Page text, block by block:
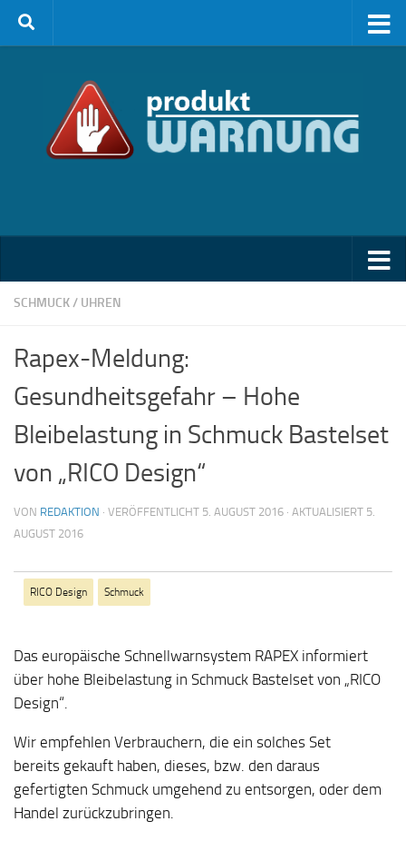
Zum Inhalt springen
SCHMUCK / UHREN
Rapex-Meldung:
Gesundheitsgefahr – Hohe
Bleibelastung in Schmuck Bastelset
von „RICO Design“
VON REDAKTION · VERÖFFENTLICHT 5. AUGUST 2016 · AKTUALISIERT 5.
AUGUST 2016
RICO Design Schmuck
Das europäische Schnellwarnsystem RAPEX informiert
über hohe Bleibelastung in Schmuck Bastelset von „RICO
Design“.
Wir empfehlen Verbrauchern, die ein solches Set
bereits gekauft haben, dieses, bzw. den daraus
gefertigten Schmuck umgehend zu entsorgen, oder dem
Handel zurückzubringen.